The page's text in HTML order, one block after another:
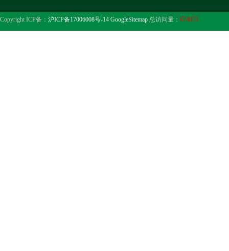
Copyright ICP备： 沪ICP备17006008号-14 GoogleSitemap 总访问量： 674073